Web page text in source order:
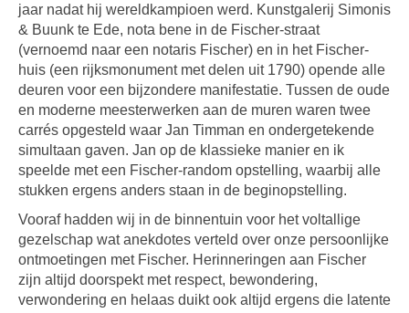
jaar nadat hij wereldkampioen werd. Kunstgalerij Simonis
& Buunk te Ede, nota bene in de Fischer-straat
(vernoemd naar een notaris Fischer) en in het Fischer-
huis (een rijksmonument met delen uit 1790) opende alle
deuren voor een bijzondere manifestatie. Tussen de oude
en moderne meesterwerken aan de muren waren twee
carrés opgesteld waar Jan Timman en ondergetekende
simultaan gaven. Jan op de klassieke manier en ik
speelde met een Fischer-random opstelling, waarbij alle
stukken ergens anders staan in de beginopstelling.
Vooraf hadden wij in de binnentuin voor het voltallige
gezelschap wat anekdotes verteld over onze persoonlijke
ontmoetingen met Fischer. Herinneringen aan Fischer
zijn altijd doorspekt met respect, bewondering,
verwondering en helaas duikt ook altijd ergens die latente